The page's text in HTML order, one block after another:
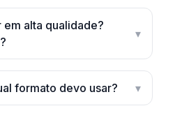
alta qualidade?
▾
formato devo usar? ▾